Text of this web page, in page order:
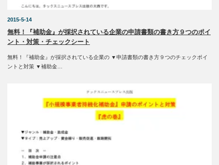
2015-5-14
無料！『補助金』が採択されている企業の申請書類の書き方９つのポイ
ント・対策・チェックシート
無料！『補助金』が採択されている企業の ▼申請書類の書き方９つのチェックポイ
ントと対策 ▼補助金…